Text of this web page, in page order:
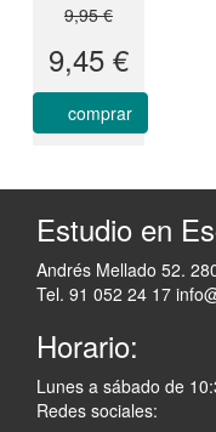
9,95 €
9,45 €
comprar
Estudio en
Andrés Mellado 52.
Tel. 91 052 24 17
Horario:
Lunes a sábado de
Redes sociales: